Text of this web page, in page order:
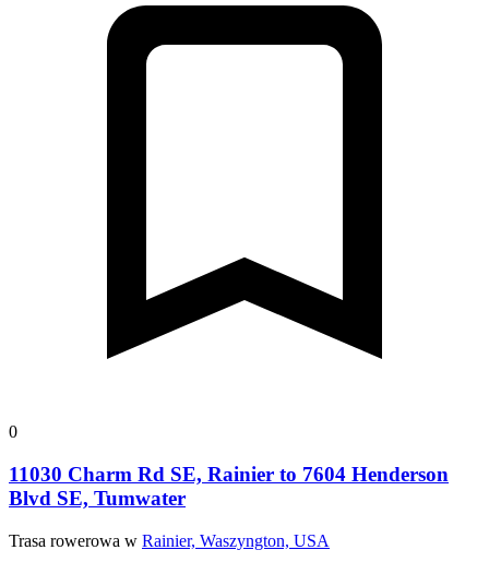
0
11030 Charm Rd SE, Rainier to 7604 Henderson
Blvd SE, Tumwater
Trasa rowerowa w Rainier, Waszyngton, USA